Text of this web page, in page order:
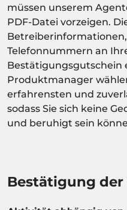
müssen unserem
PDF-Datei vorzeigen.
Telefonnummern an
Bestätigungsgutschein
Produktmanager
erfahrensten und
sodass Sie sich keine
und beruhigt sein
Bestätigung